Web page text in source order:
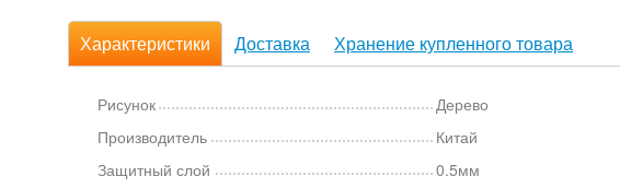
Характеристики Доставка Хранение купленного товара
Рисунок
Дерево
Производитель
Китай
Защитный слой
0.5мм